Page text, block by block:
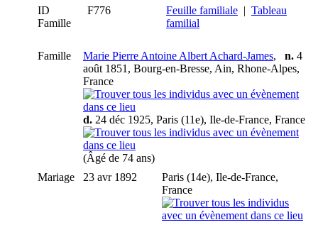
ID
Famille
F776 Feuille familiale | Tableau
familial
Famille Marie Pierre Antoine Albert Achard-James, n. 4
août 1851, Bourg-en-Bresse, Ain, Rhone-Alpes,
France
d. 24 déc 1925, Paris (11e), Ile-de-France, France
(Âgé de 74 ans)
Mariage
23 avr 1892
Paris (14e), Ile-de-France,
France